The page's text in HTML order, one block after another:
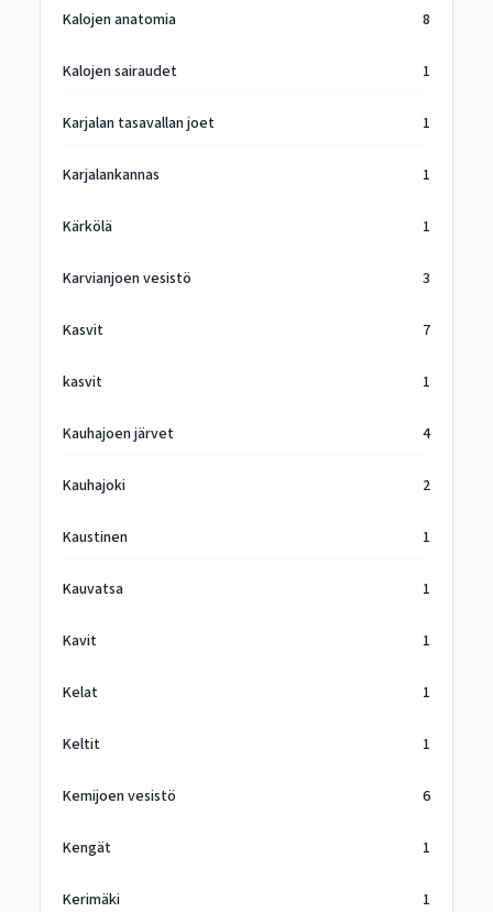
Kalojen anatomia 8
Kalojen sairaudet 1
Karjalan tasavallan joet 1
Karjalankannas 1
Kärkölä 1
Karvianjoen vesistö 3
Kasvit 7
kasvit 1
Kauhajoen järvet 4
Kauhajoki 2
Kaustinen 1
Kauvatsa 1
Kavit 1
Kelat 1
Keltit 1
Kemijoen vesistö 6
Kengät 1
Kerimäki 1